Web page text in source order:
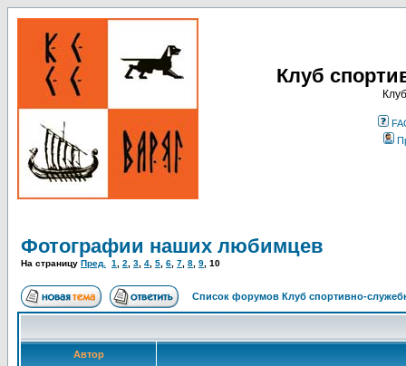
Клуб
Фотографии наших любимцев
На страницу Пред. 1 2 3 4 5 6 7 8 9 10
Список форумов Клуб спортивно-
Автор